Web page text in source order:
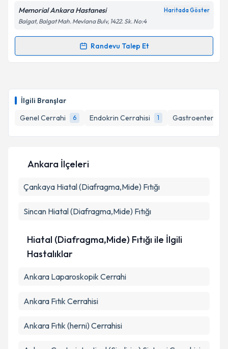
İlgili Branşlar
Genel Cerrahi
6 Endokrin Cerrahisi 1
Kişisel verilerimin işlenmesine ilişkin
Aydınlatma
Metni'ni okudum ve kişisel verilerimin belirtilen
kapsamda işlenmesini kabul ediyorum.
Memorial Ankara Hastanesi Haritada Göster
Balgat, Balgat Mah. Mevlana Bulv, 1422. Sk. No:4
Randevu Talep Et
Randevu Takvimi Talebi
takvim hazırlandığında e-posta ile bilgilendireceğiz.
E-posta Adresiniz
Metni'ni okudum ve kişisel verilerimin belirtilen
Ankara İlçeleri
Çankaya Hiatal (Diafragma,Mide) Fıtığı
Sincan Hiatal (Diafragma,Mide) Fıtığı
Hiatal (Diafragma,Mide) Fıtığı ile İlgili
Hastalıklar
Ankara Laparoskopik Cerrahi
Ankara Fıtık Cerrahisi
Ankara Fıtık (herni) Cerrahisi